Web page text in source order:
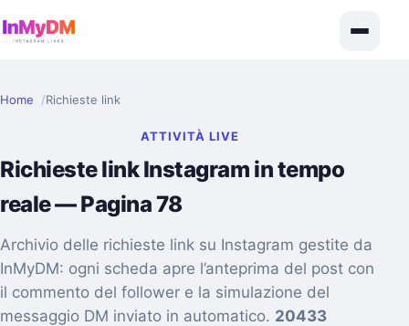
Home Richieste link
ATTIVITÀ LIVE
Richieste link Instagram in tempo
reale — Pagina 78
Archivio delle richieste link su Instagram gestite da
InMyDM: ogni scheda apre l’anteprima del post con
il commento del follower e la simulazione del
messaggio DM inviato in automatico. 20433